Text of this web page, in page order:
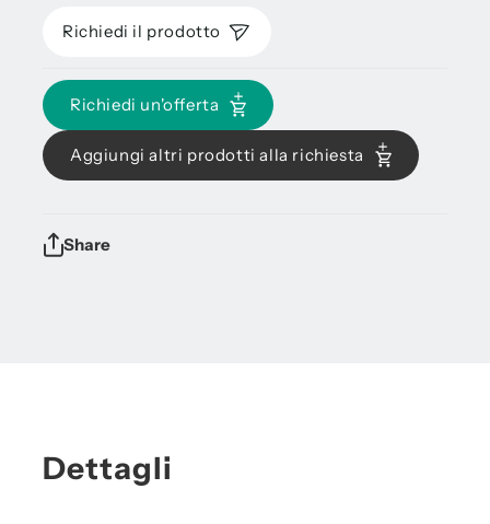
Richiedi il prodotto
Richiedi un'offerta
Aggiungi altri prodotti alla richiesta
Share
Dettagli